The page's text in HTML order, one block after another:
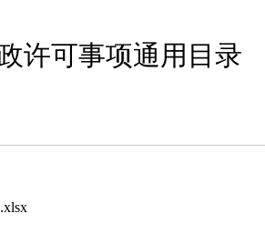
许可事项通用目录